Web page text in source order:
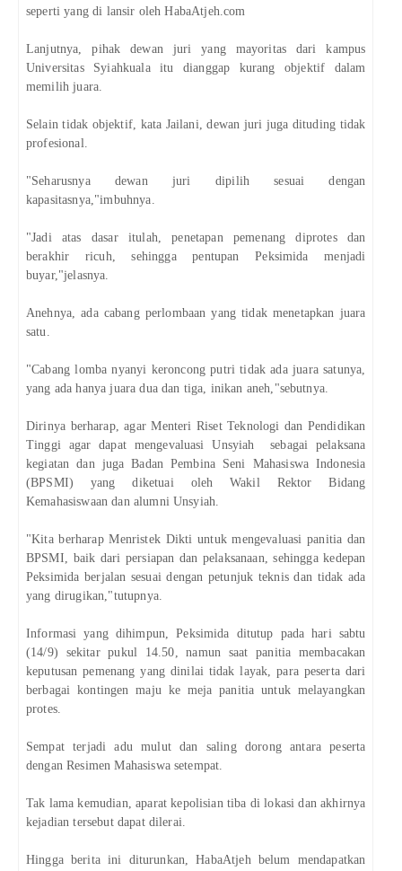
seperti yang di lansir oleh HabaAtjeh.com
Lanjutnya, pihak dewan juri yang mayoritas dari kampus
Universitas Syiahkuala itu dianggap kurang objektif dalam
memilih juara.
Selain tidak objektif, kata Jailani, dewan juri juga dituding tidak
profesional.
"Seharusnya dewan juri dipilih sesuai dengan
kapasitasnya,"imbuhnya.
"Jadi atas dasar itulah, penetapan pemenang diprotes dan
berakhir ricuh, sehingga pentupan Peksimida menjadi
buyar,"jelasnya.
Anehnya, ada cabang perlombaan yang tidak menetapkan juara
satu.
"Cabang lomba nyanyi keroncong putri tidak ada juara satunya,
yang ada hanya juara dua dan tiga, inikan aneh,"sebutnya.
Dirinya berharap, agar Menteri Riset Teknologi dan Pendidikan
Tinggi agar dapat mengevaluasi Unsyiah sebagai pelaksana
kegiatan dan juga Badan Pembina Seni Mahasiswa Indonesia
(BPSMI) yang diketuai oleh Wakil Rektor Bidang
Kemahasiswaan dan alumni Unsyiah.
"Kita berharap Menristek Dikti untuk mengevaluasi panitia dan
BPSMI, baik dari persiapan dan pelaksanaan, sehingga kedepan
Peksimida berjalan sesuai dengan petunjuk teknis dan tidak ada
yang dirugikan,"tutupnya.
Informasi yang dihimpun, Peksimida ditutup pada hari sabtu
(14/9) sekitar pukul 14.50, namun saat panitia membacakan
keputusan pemenang yang dinilai tidak layak, para peserta dari
berbagai kontingen maju ke meja panitia untuk melayangkan
protes.
Sempat terjadi adu mulut dan saling dorong antara peserta
dengan Resimen Mahasiswa setempat.
Tak lama kemudian, aparat kepolisian tiba di lokasi dan akhirnya
kejadian tersebut dapat dilerai.
Hingga berita ini diturunkan, HabaAtjeh belum mendapatkan